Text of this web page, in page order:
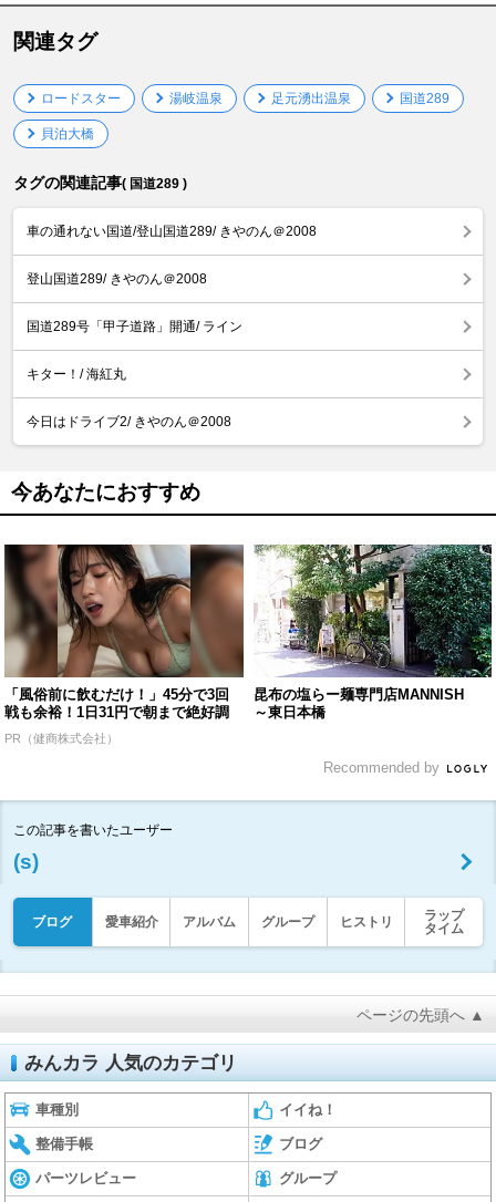
関連タグ
ロードスター 湯岐温泉 足元湧出温泉 国道289
貝泊大橋
タグの関連記事( 国道289 )
車の通れない国道/登山国道289/ きやのん＠2008
登山国道289/ きやのん＠2008
国道289号「甲子道路」開通/ ライン
キター！/ 海紅丸
今日はドライブ2/ きやのん＠2008
今あなたにおすすめ
「風俗前に飲むだけ！」45分で3回
戦も余裕！1日31円で朝まで絶好調
PR（健商株式会社）
昆布の塩らー麺専門店MANNISH
～東日本橋
Recommended by
この記事を書いたユーザー
(s)
ブログ 愛車紹介 アルバム グループ ヒストリ
ラップ
タイム
ページの先頭へ ▲
みんカラ 人気のカテゴリ
車種別 イイね！
整備手帳 ブログ
パーツレビュー グループ